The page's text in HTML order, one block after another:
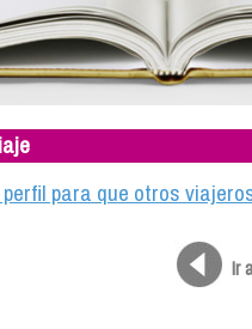
para que otros
Ir